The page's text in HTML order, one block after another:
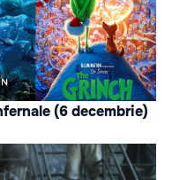
(6 decembrie)